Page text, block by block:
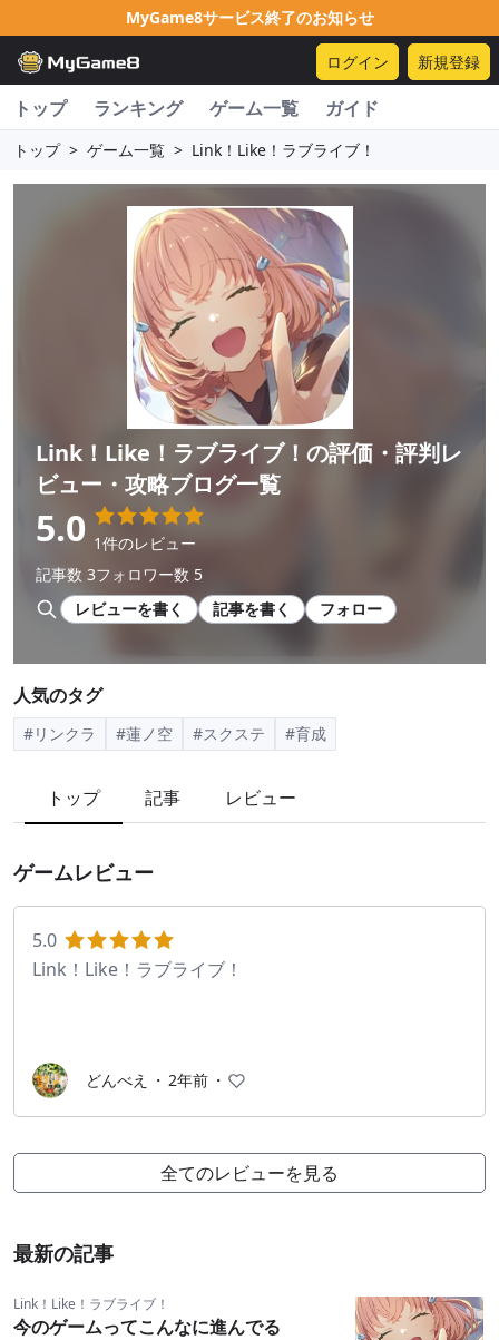
MyGame8サービス終了のお知らせ
ログイン 新規登録
トップ ランキング ゲーム一覧 ガイド
トップ > ゲーム一覧 > Link！Like！ラブライブ！
Link！Like！ラブライブ！ の評価・評判レ
ビュー・攻略ブログ一覧
5.0 1件のレビュー
記事数 3フォロワー数 5
レビューを書く
記事を書く フォロー
人気のタグ
#リンクラ #蓮ノ空 #スクステ #育成
トップ 記事 レビュー
ゲームレビュー
5.0
Link！Like！ラブライブ！
どんべえ ・ 2年前 ・
全てのレビューを見る
最新の記事
Link！Like！ラブライブ！
今のゲームってこんなに進んでる